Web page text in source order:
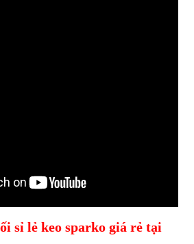
sỉ lẻ keo sparko giá rẻ tại